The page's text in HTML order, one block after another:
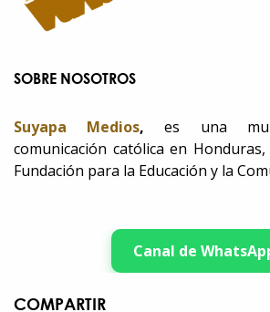
SOBRE NOSOTROS
Suyapa Medios, es una
comunicación católica en
Fundación para la Educación y la
Canal de
COMPARTIR